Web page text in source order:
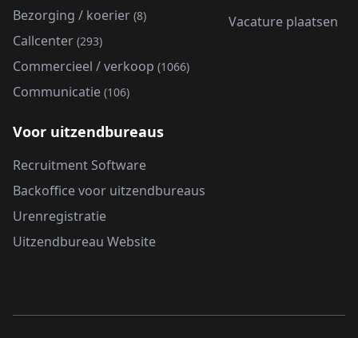
Bezorging / koerier (8)
Callcenter (293)
Commercieel / verkoop (1066)
Communicatie (106)
Vacature plaatsen
Voor uitzendbureaus
Recruitment Software
Backoffice voor uitzendbureaus
Urenregistratie
Uitzendbureau Website